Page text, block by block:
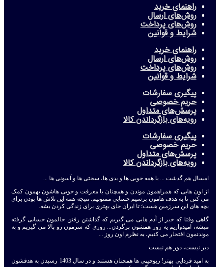
راهنمای خرید
روش‌های ارسال
روش‌های پرداخت
شرایط و قوانین
راهنمای خرید
روش‌های ارسال
روش‌های پرداخت
شرایط و قوانین
پیگیری سفارشات
حریم خصوصی
پرسش‌های متداول
رویه‌های بازگرداندن کالا
پیگیری سفارشات
حریم خصوصی
پرسش‌های متداول
رویه‌های بازگرداندن کالا
امسال هم گذشت ... با همه خوبی ها و بدی ها، سختی ها و آسونی ها ...
از اون هایی که همراهمون موندن و همچنان با معرفت و خوبی هاشون بهمون کمک
می کنن تا به هدف هامون برسیم حسابی ممنونیم. نتیجه همه این تلاش ها بودن برای
بچه های این سرزمین هست؛ تا ایران جای بهتری برای زندگی کردن بشه.
گاهی وقتا که خبر از آدم هایی می گیریم که گذاشتن رفتن حالمون حسابی گرفته
میشه، امیدواریم یه روز همشون برگردن... روزی که سرمون رو بالا می گیریم و به
موندنمون افتخار می کنیم، به نظرم اون روز ...
دیر نیست، دور هم نیست
به امید فردایی بهتر! ربوچیپی ها همچنان هستند و در سال 1403 رسیدن به هدفشون